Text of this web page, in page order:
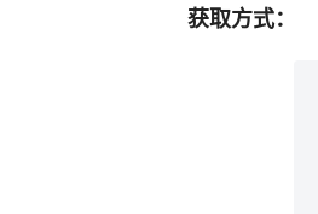
获取方式：